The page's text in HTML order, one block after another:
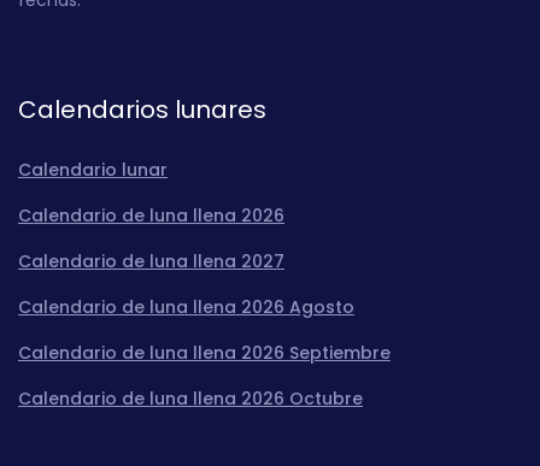
Calendarios lunares
Calendario lunar
Calendario de luna llena 2026
Calendario de luna llena 2027
Calendario de luna llena 2026 Agosto
Calendario de luna llena 2026 Septiembre
Calendario de luna llena 2026 Octubre